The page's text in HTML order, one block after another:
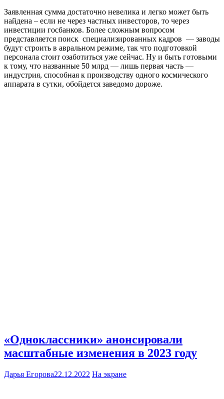
Заявленная сумма достаточно невелика и легко может быть
найдена – если не через частных инвесторов, то через
инвестиции госбанков. Более сложным вопросом
представляется поиск специализированных кадров — заводы
будут строить в авральном режиме, так что подготовкой
персонала стоит озаботиться уже сейчас. Ну и быть готовыми
к тому, что названные 50 млрд — лишь первая часть —
индустрия, способная к производству одного космического
аппарата в сутки, обойдется заведомо дороже.
«Одноклассники» анонсировали
масштабные изменения в 2023 году
Дарья Егорова22.12.2022 На экране